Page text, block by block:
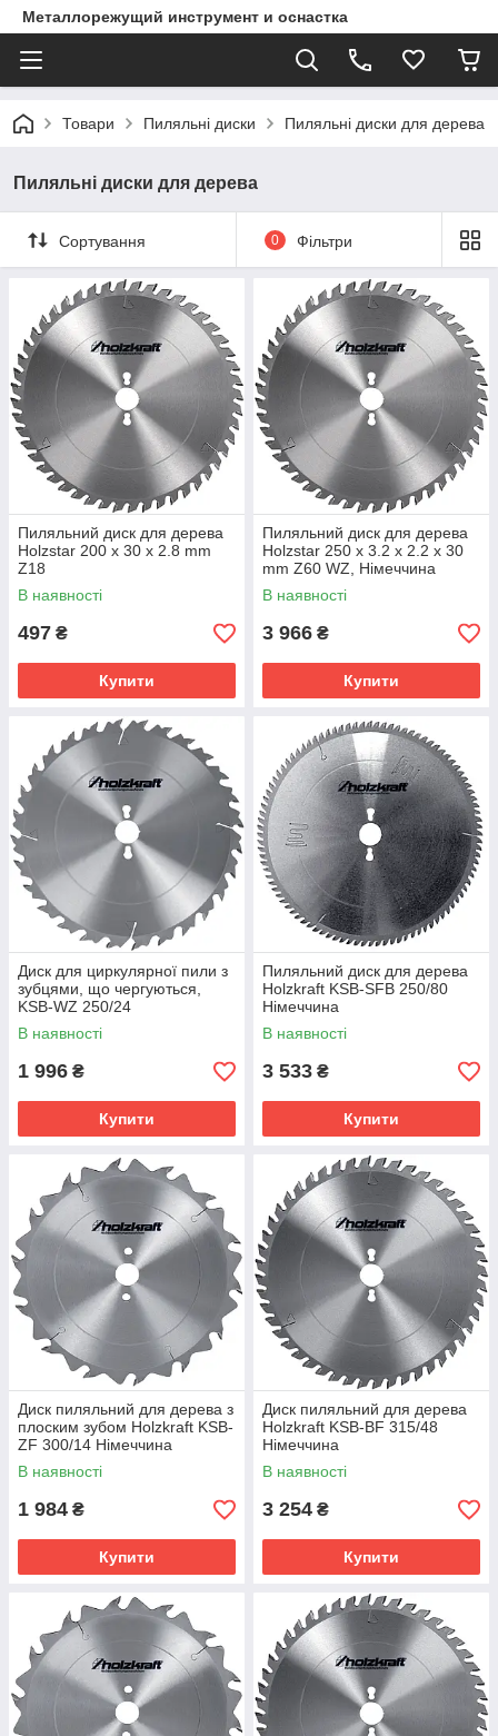
Металлорежущий инструмент и оснастка
Товари Пиляльні диски Пиляльні диски для дерева
Пиляльні диски для дерева
Сортування 0 Фільтри
Пиляльний диск для дерева
Holzstar 200 x 30 x 2.8 mm
Z18
В наявності
497 ₴
Купити
Пиляльний диск для дерева
Holzstar 250 x 3.2 x 2.2 x 30
mm Z60 WZ, Німеччина
В наявності
3 966 ₴
Купити
Диск для циркулярної пили з
зубцями, що чергуються,
KSB-WZ 250/24
В наявності
1 996 ₴
Купити
Пиляльний диск для дерева
Holzkraft KSB-SFB 250/80
Німеччина
В наявності
3 533 ₴
Купити
Диск пиляльний для дерева з
плоским зубом Holzkraft KSB-
ZF 300/14 Німеччина
В наявності
1 984 ₴
Купити
Диск пиляльний для дерева
Holzkraft KSB-BF 315/48
Німеччина
В наявності
3 254 ₴
Купити